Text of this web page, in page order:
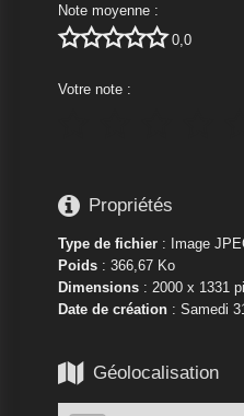
Note moyenne :
 0,0
Votre note :
 Propriétés
Type de fichier: Image
Poids: 366,67 Ko
Dimensions: 2000 x 1331
Date de création: Samedi
 Géolocalisation